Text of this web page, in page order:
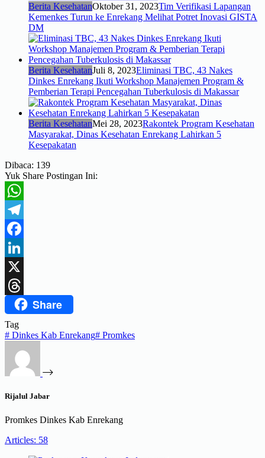
Berita KesehatanOktober 31, 2023Tim Verifikasi Lapangan
Kemenkes Turun ke Enrekang Melihat Potret Inovasi GISTA
DM
Berita KesehatanJuli 8, 2023Eliminasi TBC, 43 Nakes
Dinkes Enrekang Ikuti Workshop Manajemen Program &
Pemberian Terapi Pencegahan Tuberkulosis di Makassar
Berita KesehatanMei 28, 2023Rakontek Program Kesehatan
Masyarakat, Dinas Kesehatan Enrekang Lahirkan 5
Kesepakatan
Dibaca: 139
Yuk Share Postingan Ini:
WhatsApp
Telegram
Facebook
LinkedIn
X
ThreadsShare
Tag
# Dinkes Kab Enrekang# Promkes
Rijalul Jabar
Promkes Dinkes Kab Enrekang
Articles: 58